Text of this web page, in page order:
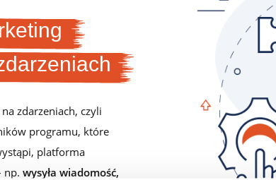
zdarzeniach, czyli
programu, które
platforma
np. wysyła wiadomość,